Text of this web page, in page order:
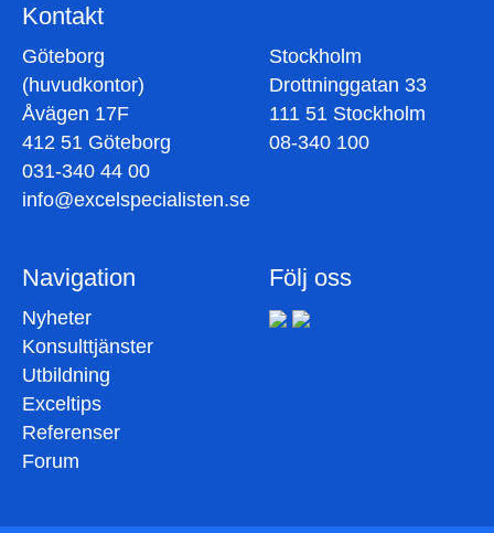
Kontakt
Göteborg
(huvudkontor)
Åvägen 17F
412 51 Göteborg
031-340 44 00
info@excelspecialisten.se
Stockholm
Drottninggatan 33
111 51 Stockholm
08-340 100
Navigation
Nyheter
Konsulttjänster
Utbildning
Exceltips
Referenser
Forum
Följ oss